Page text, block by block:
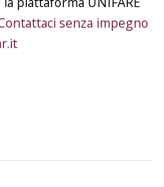
senza impegno